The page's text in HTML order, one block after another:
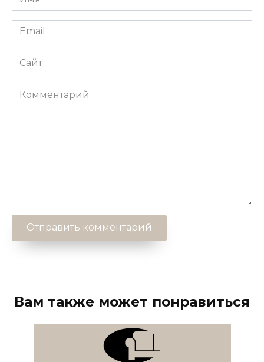
*
Email
*
Сайт
Комментарий
Вам также может понравиться